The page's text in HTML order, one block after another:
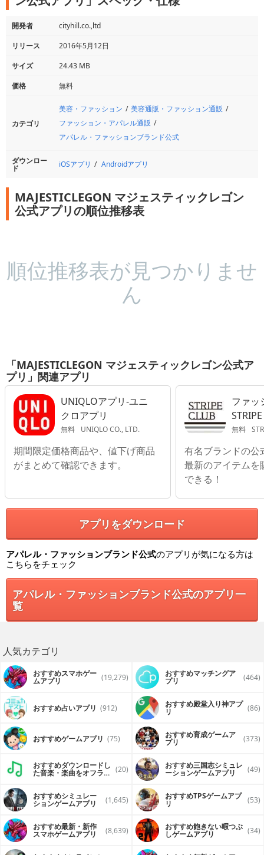
開発者
cityhill.co.,ltd
リリース
2016年5月12日
サイズ
24.43 MB
価格
無料
カテゴリ
美容・ファッション
美容通販・ファッション通販
ファッション・アパレル通販
アパレル・ファッションブランド公式
ダウンロー
ド iOSアプリ Androidアプリ
MAJESTICLEGON マジェスティックレゴン
公式アプリの順位推移表
順位推移表が見つかりませ
ん
「MAJESTICLEGON マジェスティックレゴン公式ア
プリ」関連アプリ
UNIQLOアプリ-ユニ
クロアプリ
無料 UNIQLO CO., LTD.
期間限定価格商品や、値下げ商品
がまとめて確認できます。
ファッ
無料
有名ブランドの公
最新のアイテムを
できる！
アプリをダウンロード
アパレル・ファッションブランド公式のアプリが気になる方は
こちらをチェック
アパレル・ファッションブランド公式のアプリ一
覧
人気カテゴリ
おすすめスマホゲー
ムアプリ (19,279) おすすめマッチングア
プリ (464)
おすすめ占いアプリ (912) おすすめ殿堂入り神アプ
リ (86)
おすすめゲームアプリ (75) おすすめ育成ゲームア
プリ (373)
おすすめダウンロードし
た音楽・楽曲をオフライ (20) おすすめ三国志シミュレ
ーションゲームアプリ (49)
おすすめシミュレー
ションゲームアプリ (1,645) おすすめTPSゲームアプ
リ (53)
おすすめ最新・新作
スマホゲームアプリ (8,639) おすすめ飽きない暇つぶ
しゲームアプリ (34)